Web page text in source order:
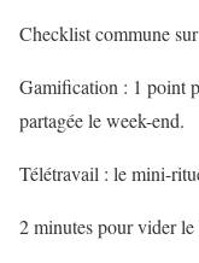
Checklist commune
Gamification : 1 point
partagée le week-end.
Télétravail : le mini-
2 minutes pour vider le